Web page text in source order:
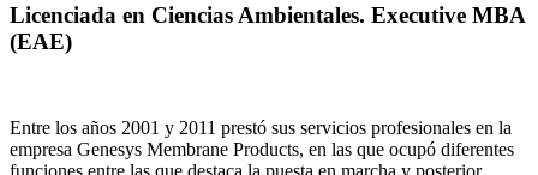
Licenciada en Ciencias Ambientales. Executive MBA
(EAE)
Entre los años 2001 y 2011 prestó sus servicios profesionales en la
empresa Genesys Membrane Products, en las que ocupó diferentes